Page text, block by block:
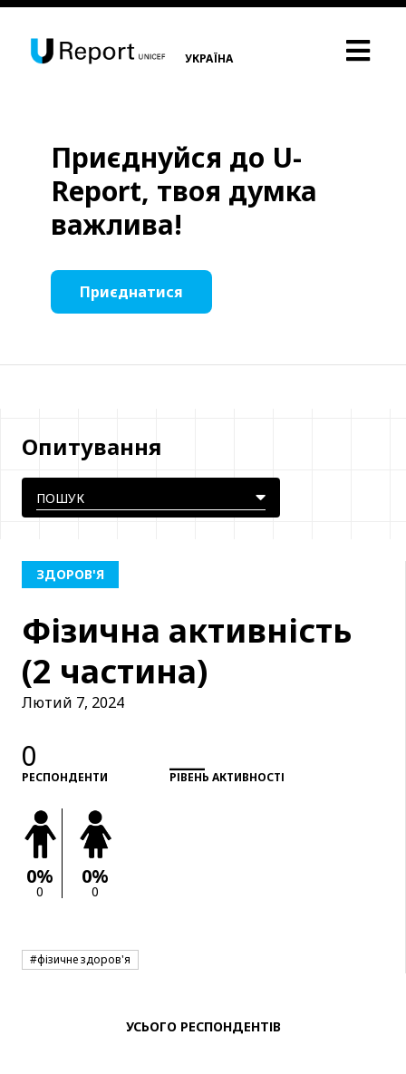
УКРАЇНА
Приєднуйся до U-
Report, твоя думка
важлива!
Приєднатися
Опитування
ЗДОРОВ'Я
Фізична активність
(2 частина)
Лютий 7, 2024
0
РЕСПОНДЕНТИ РІВЕНЬ АКТИВНОСТІ
0%
0
0%
0
#фізичне здоров'я
УСЬОГО РЕСПОНДЕНТІВ